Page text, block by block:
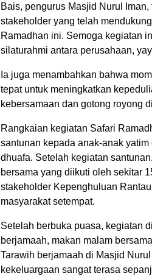
Bais, pengurus Masjid Nurul
stakeholder yang telah
Ramadhan ini. Semoga kegiatan
silaturahmi antara perusahaan,
Ia juga menambahkan bahwa
tepat untuk meningkatkan
kebersamaan dan gotong royong
Rangkaian kegiatan Safari
santunan kepada anak-anak
dhuafa. Setelah kegiatan
bersama yang diikuti oleh sekitar
stakeholder Kepenghuluan
masyarakat setempat.
Setelah berbuka puasa, kegiatan
berjamaah, makan malam
Tarawih berjamaah di Masjid
kekeluargaan sangat terasa